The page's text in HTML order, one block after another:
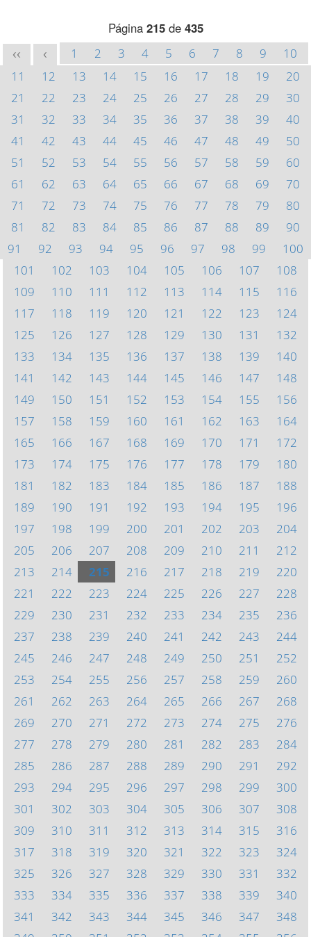
Página 215de 435
<< < 1 2 3 4 5 6 7 8 9
10
11
12 13 14 15 16 17 18 19
20
21
22 23 24 25 26 27 28 29
30
31
32 33 34 35 36 37 38 39
40
41
42 43 44 45 46 47 48 49
50
51
52 53 54 55 56 57 58 59
60
61
62 63 64 65 66 67 68 69
70
71
72 73 74 75 76 77 78 79
80
81
82 83 84 85 86 87 88 89
90
91
92 93 94 95 96 97 98 99
100
101
102 103 104 105 106 107
108
109
110 111 112 113 114 115
116
117
118 119 120 121 122 123
124
125
126 127 128 129 130 131
132
133
134 135 136 137 138 139
140
141
142 143 144 145 146 147
148
149
150 151 152 153 154 155
156
157
158 159 160 161 162 163
164
165
166 167 168 169 170 171
172
173
174 175 176 177 178 179
180
181
182 183 184 185 186 187
188
189
190 191 192 193 194 195
196
197
198 199 200 201 202 203
204
205
206 207 208 209 210 211
212
213
214 215 216 217 218 219
220
221
222 223 224 225 226 227
228
229
230 231 232 233 234 235
236
237
238 239 240 241 242 243
244
245
246 247 248 249 250 251
252
253
254 255 256 257 258 259
260
261
262 263 264 265 266 267
268
269
270 271 272 273 274 275
276
277
278 279 280 281 282 283
284
285
286 287 288 289 290 291
292
293
294 295 296 297 298 299
300
301
302 303 304 305 306 307
308
309
310 311 312 313 314 315
316
317
318 319 320 321 322 323
324
325
326 327 328 329 330 331
332
333
334 335 336 337 338 339
340
341
342 343 344 345 346 347
348